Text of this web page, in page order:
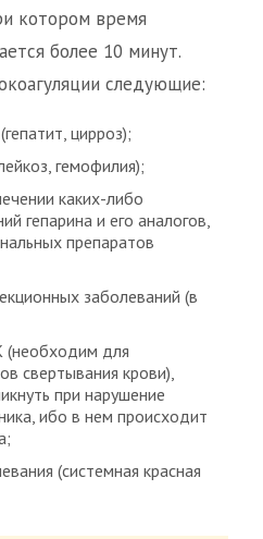
котором время
более 10 минут.
следующие:
цирроз);
гемофилия);
каких-либо
гепарина и его аналогов,
препаратов
заболеваний (в
(необходим для
свертывания крови),
при нарушение
ибо в нем происходит
(системная красная